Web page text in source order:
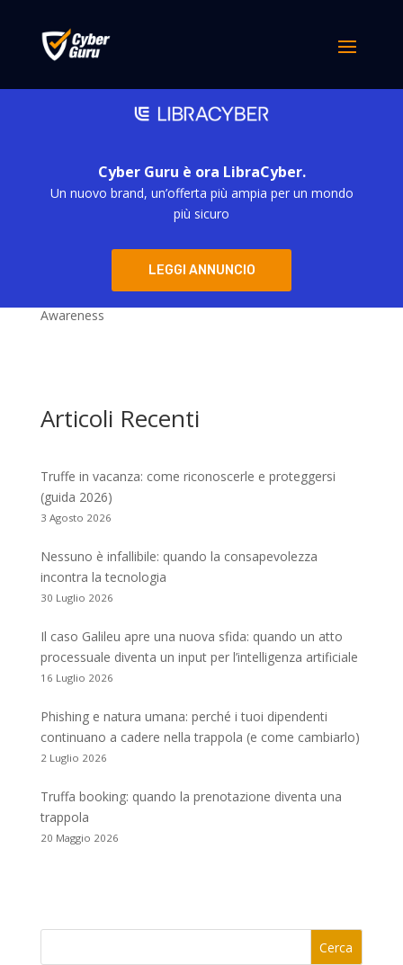
Cyber Guru è ora LibraCyber.
Un nuovo brand, un’offerta più ampia per un mondo
più sicuro
LEGGI ANNUNCIO
Nessun risultato
ricerca, o utilizza la barra di navigazione qui sopra per
Categorie
Eventi Cyber Security – Cyber Guru soluzioni per la
Security Awareness
Webinar – Cyber Guru soluzioni per la Security
Awareness
Articoli Recenti
Truffe in vacanza: come riconoscerle e proteggersi
(guida 2026)
3 Agosto 2026
Nessuno è infallibile: quando la consapevolezza
incontra la tecnologia
30 Luglio 2026
Il caso Galileu apre una nuova sfida: quando un atto
processuale diventa un input per l’intelligenza artificiale
16 Luglio 2026
Phishing e natura umana: perché i tuoi dipendenti
continuano a cadere nella trappola (e come cambiarlo)
2 Luglio 2026
Truffa booking: quando la prenotazione diventa una
trappola
20 Maggio 2026
Cerca